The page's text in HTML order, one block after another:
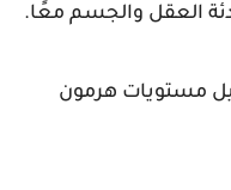
العقل والجسم معًا.
مستويات هرمون